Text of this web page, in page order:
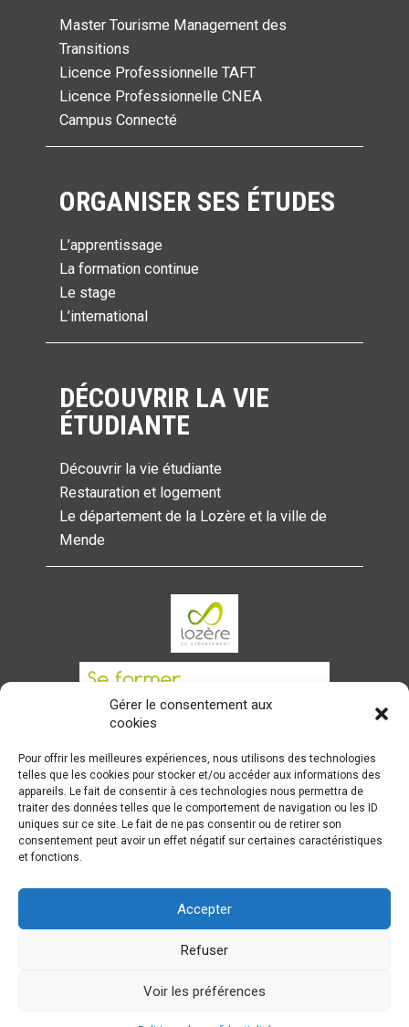
Gérer le consentement aux
cookies
Pour offrir les meilleures expériences, nous utilisons des technologies
telles que les cookies pour stocker et/ou accéder aux informations des
appareils. Le fait de consentir à ces technologies nous permettra de
traiter des données telles que le comportement de navigation ou les ID
uniques sur ce site. Le fait de ne pas consentir ou de retirer son
consentement peut avoir un effet négatif sur certaines caractéristiques
et fonctions.
Accepter
Refuser
Voir les préférences
Master Tourisme Management des
Transitions
Licence Professionnelle TAFT
Licence Professionnelle CNEA
Campus Connecté
ORGANISER SES ÉTUDES
L’apprentissage
La formation continue
Le stage
L’international
DÉCOUVRIR LA VIE
ÉTUDIANTE
Découvrir la vie étudiante
Restauration et logement
Le département de la Lozère et la ville de
Mende
CONTACT CANDIDATER
Tous droits réservés à Unîmes Antenne de Mende